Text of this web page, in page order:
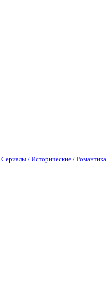
Сериалы / Исторические / Романтика